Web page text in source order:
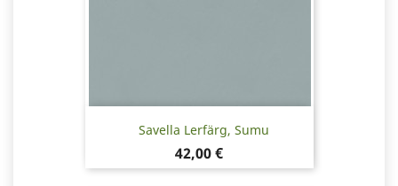
Savella Lerfärg, Sumu
Pris
42,00 €